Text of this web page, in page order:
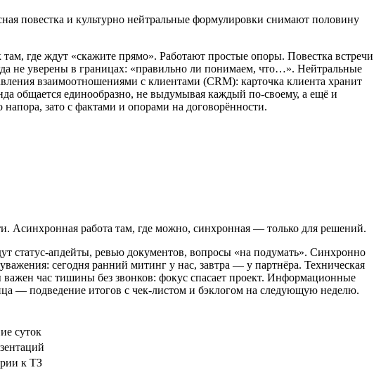
повестка и культурно нейтральные формулировки снимают половину
где ждут «скажите прямо». Работают простые опоры. Повестка встречи
не уверены в границах: «правильно ли понимаем, что…». Нейтральные
взаимоотношениями с клиентами (CRM): карточка клиента хранит
общается единообразно, не выдумывая каждый по-своему, а ещё и
зато с фактами и опорами на договорённости.
Асинхронная работа там, где можно, синхронная — только для решений.
статус-апдейты, ревью документов, вопросы «на подумать». Синхронно
сегодня ранний митинг у нас, завтра — у партнёра. Техническая
час тишины без звонков: фокус спасает проект. Информационные
— подведение итогов с чек-листом и бэклогом на следующую неделю.
суток
к ТЗ